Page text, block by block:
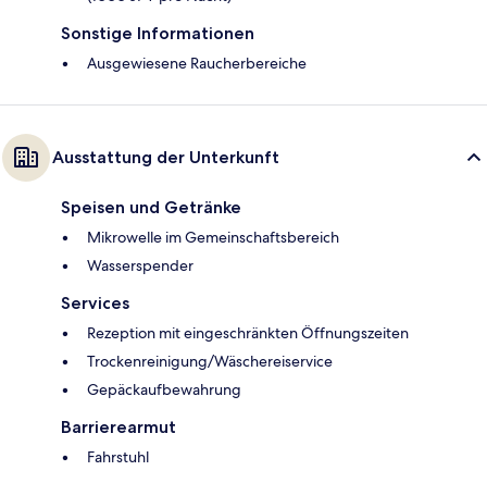
Sonstige Informationen
Ausgewiesene Raucherbereiche
Ausstattung der Unterkunft
Speisen und Getränke
Mikrowelle im Gemeinschaftsbereich
Wasserspender
Services
Rezeption mit eingeschränkten Öffnungszeiten
Trockenreinigung/Wäschereiservice
Gepäckaufbewahrung
Barrierearmut
Fahrstuhl